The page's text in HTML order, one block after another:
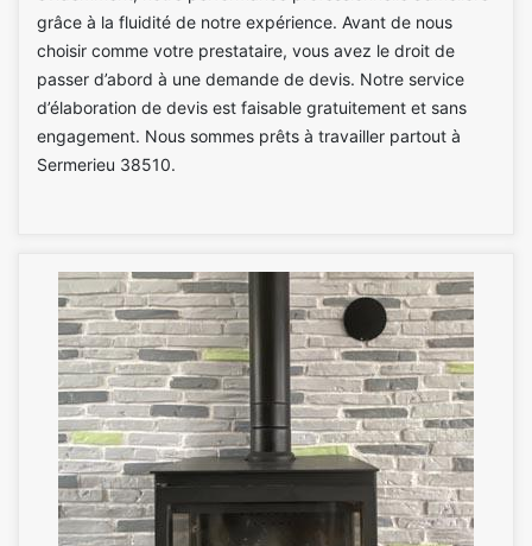
grâce à la fluidité de notre expérience. Avant de nous
choisir comme votre prestataire, vous avez le droit de
passer d’abord à une demande de devis. Notre service
d’élaboration de devis est faisable gratuitement et sans
engagement. Nous sommes prêts à travailler partout à
Sermerieu 38510.